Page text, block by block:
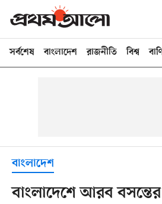
সর্বশেষ বাংলাদেশ রাজনীতি বিশ্ব
বাংলাদেশ
বাংলাদেশে আরব